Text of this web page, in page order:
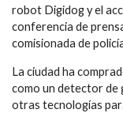
robot Digidog y el
conferencia de
comisionada de
La ciudad ha
como un detector de
otras tecnologías